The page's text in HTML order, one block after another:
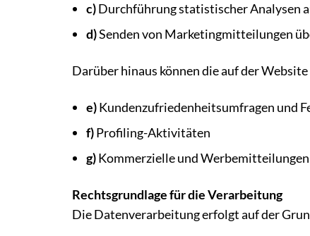
c)Durchführung statistischer Analysen
d)Senden von Marketingmitteilungen
Darüber hinaus können die auf der
e)Kundenzufriedenheitsumfragen und
f)Profiling-Aktivitäten
g)Kommerzielle und
Rechtsgrundlage für die Verarbeitung
Die Datenverarbeitung erfolgt auf der